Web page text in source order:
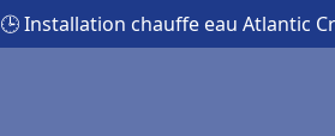
🕒 Installation chauffe eau Atlantic